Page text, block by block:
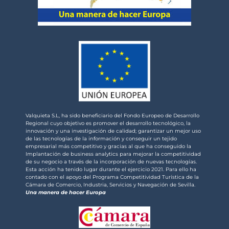
Valquieta S.L, ha sido beneficiario del Fondo Europeo de Desarrollo
Regional cuyo objetivo es promover el desarrollo tecnológico, la
innovación y una investigación de calidad; garantizar un mejor uso
de las tecnologías de la información y conseguir un tejido
empresarial más competitivo y gracias al que ha conseguido la
Implantación de business analytics para mejorar la competitividad
de su negocio a través de la incorporación de nuevas tecnologías.
Esta acción ha tenido lugar durante el ejercicio 2021. Para ello ha
contado con el apoyo del Programa Competitividad Turística de la
Cámara de Comercio, Industria, Servicios y Navegación de Sevilla.
Una manera de hacer Europa